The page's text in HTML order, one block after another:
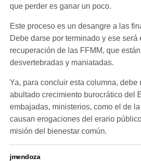
que perder es ganar un poco.
Este proceso es un desangre a las
Debe darse por terminado y ese será
recuperación de las FFMM, que
desvertebradas y maniatadas.
Ya, para concluir esta columna, debe
abultado crecimiento burocrático del
embajadas, ministerios, como el de
causan erogaciones del erario
misión del bienestar común.
jmendoza